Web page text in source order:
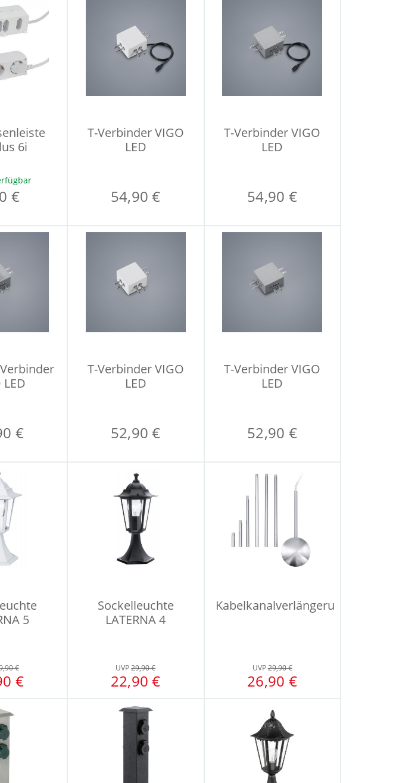
6i
€
T-Verbinder VIGO
LED
54,90 €
T-Verbinder VIGO
LED
54,90 €
LED
€
T-Verbinder VIGO
LED
52,90 €
T-Verbinder VIGO
LED
52,90 €
5
€
€
Sockelleuchte
LATERNA 4
UVP29,90 €
22,90 €
Kabelkanalverlängerung
UVP29,90 €
26,90 €